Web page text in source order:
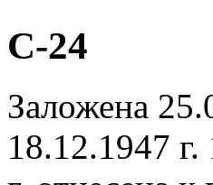
С-24
Заложена
18.12.1947